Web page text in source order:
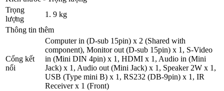
Trọng
lượng
1. 9 kg
Thông tin thêm
Cổng kết
nối
Computer in (D-sub 15pin) x 2 (Shared with
component), Monitor out (D-sub 15pin) x 1, S-Video
in (Mini DIN 4pin) x 1, HDMI x 1, Audio in (Mini
Jack) x 1, Audio out (Mini Jack) x 1, Speaker 2W x 1,
USB (Type mini B) x 1, RS232 (DB-9pin) x 1, IR
Receiver x 1 (Front) ‎